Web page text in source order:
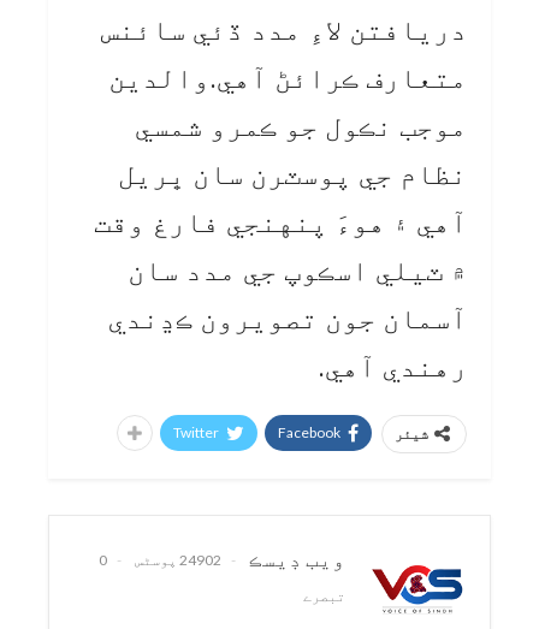
دريافتن لاءِ مدد ڏئي سائنس
متعارف ڪرائڻ آهي.والدين
موجب نڪول جو ڪمرو شمسي
نظام جي پوسٽرن سان ڀريل
آهي ۽ هوءَ پنهنجي فارغ وقت
۾ ٽيلي اسڪوپ جي مدد سان
آسمان جون تصويرون ڪڍندي
رهندي آهي.
شیئر Facebook
Twitter
ويب ڊيسڪ 24902 پوسٹس
0
تبصرے